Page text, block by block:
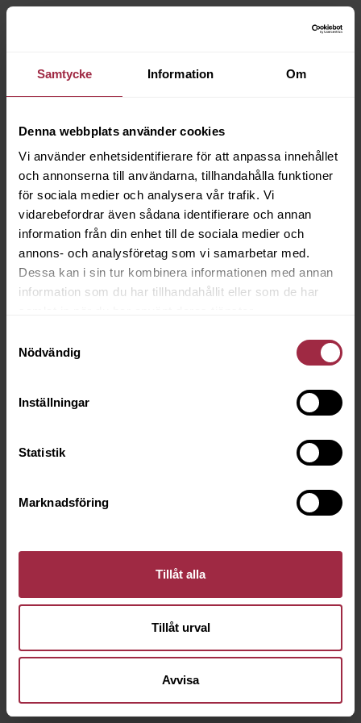
Samtycke Information Om
Denna webbplats använder cookies
Vi använder enhetsidentifierare för att anpassa innehållet
och annonserna till användarna, tillhandahålla funktioner
för sociala medier och analysera vår trafik. Vi
vidarebefordrar även sådana identifierare och annan
information från din enhet till de sociala medier och
annons- och analysföretag som vi samarbetar med.
Dessa kan i sin tur kombinera informationen med annan
information som du har tillhandahållit eller som de har
Nödvändig
Inställningar
Statistik
Marknadsföring
Tillåt alla
Tillåt urval
Avvisa